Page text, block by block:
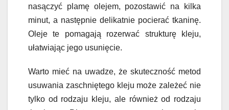
nasączyć plamę olejem, pozostawić na kilka
minut, a następnie delikatnie pocierać tkaninę.
Oleje te pomagają rozerwać strukturę kleju,
ułatwiając jego usunięcie.
Warto mieć na uwadze, że skuteczność metod
usuwania zaschniętego kleju może zależeć nie
tylko od rodzaju kleju, ale również od rodzaju